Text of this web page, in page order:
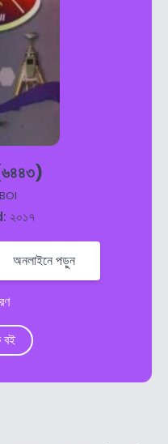
(৬৪৪৩)
২০১৭
অনলাইনে পড়ুন
বই